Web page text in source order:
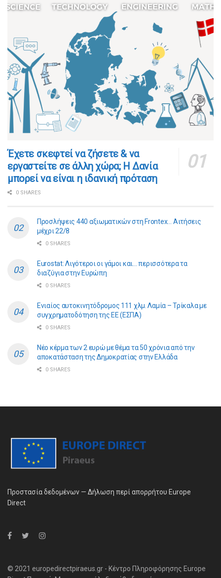
​​Έχετε σκεφτεί να ζήσετε & να
εργαστείτε σε άλλη χώρα; Η Δανία
μπορεί να είναι η ιδανική πρόταση
0 SHARES
Προσλήψεις 440 αξιωματικών στη Frontex… Αιτήσεις
μέχρι 22/8
0 SHARES
Eurostat: Λιγότεροι οι γάμοι και… περισσότερα τα
διαζύγια στην Ευρώπη
0 SHARES
Ενιαίος αυτοκινητόδρομος 111 χλμ. Λαμία – Τρίκαλα με
συγχρηματοδότηση της ΕE (ΕΣΠΑ)
0 SHARES
Νέο κέρμα των 2 ευρώ με θέμα τα 50 χρόνια από την
αποκατάσταση της Δημοκρατίας στην Ελλάδα
0 SHARES
Προστασία δεδομένων — Δήλωση περί απορρήτου Europe
Direct
© 2021 europedirectpiraeus.gr - Κέντρο Πληροφόρησης Europe